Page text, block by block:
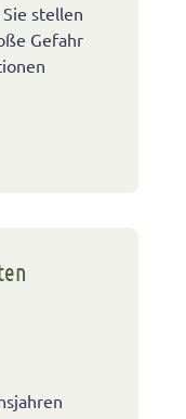
stellen
Gefahr